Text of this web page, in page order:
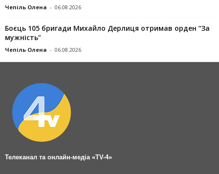
Чепіль Олена - 06.08.2026
Боєць 105 бригади Михайло Дерлиця отримав орден “За
мужність”
Чепіль Олена - 06.08.2026
Телеканал та онлайн-медіа «TV-4»